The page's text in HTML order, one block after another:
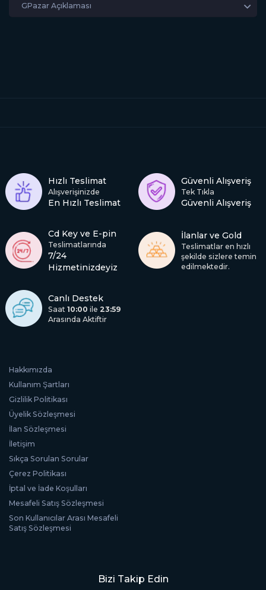
GPazar Açıklaması
Hızlı Teslimat
Alışverişinizde
En Hızlı Teslimat
Güvenli Alışveriş
Tek Tıkla
Güvenli Alışveriş
Cd Key ve E-pin
Teslimatlarında
7/24
Hizmetinizdeyiz
İlanlar ve Gold
Teslimatlar en hızlı
şekilde sizlere temin
edilmektedir.
Canlı Destek
Saat 10:00 ile 23:59
Arasında Aktiftir
Hakkımızda
Kullanım Şartları
Gizlilik Politikası
Üyelik Sözleşmesi
İlan Sözleşmesi
İletişim
Sıkça Sorulan Sorular
Çerez Politikası
İptal ve İade Koşulları
Mesafeli Satış Sözleşmesi
Son Kullanıcılar Arası Mesafeli
Satış Sözleşmesi
Bizi Takip Edin